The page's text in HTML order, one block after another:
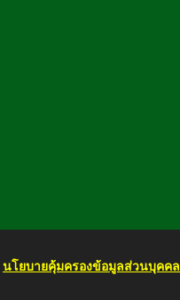
นโยบายคุ้มครองข้อมูลส่วนบุคคล